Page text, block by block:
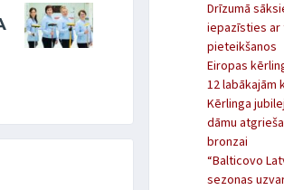
Drīzumā
iepazīsties ar
pieteikšanos
Eiropas
12 labākajām
Kērlinga
dāmu
bronzai
“Balticovo
sezonas